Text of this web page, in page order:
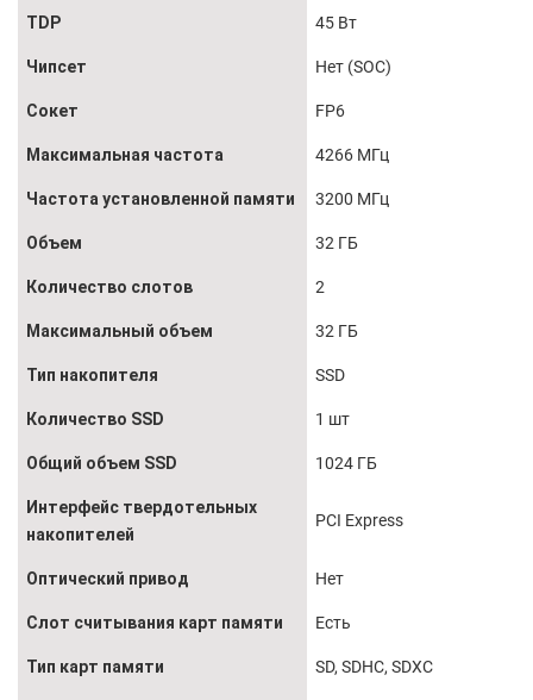
TDP 45 Вт
Чипсет Нет (SOC)
Сокет FP6
Максимальная частота 4266 МГц
Частота установленной памяти 3200 МГц
Объем 32 ГБ
Количество слотов 2
Максимальный объем 32 ГБ
Тип накопителя SSD
Количество SSD 1 шт
Общий объем SSD 1024 ГБ
Интерфейс твердотельных
накопителей
PCI Express
Оптический привод Нет
Слот считывания карт памяти Есть
Тип карт памяти SD, SDHC, SDXC